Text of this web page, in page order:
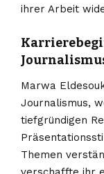
ihrer Arbeit
Marwa
Journalismus,
tiefgründigen
Themen